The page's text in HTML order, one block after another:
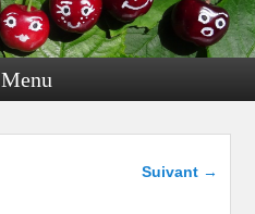
Menu
Navigation
Suivant →